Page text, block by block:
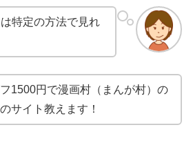
特定の方法で見れ
1500円で漫画村（まんが村）の
サイト教えます！